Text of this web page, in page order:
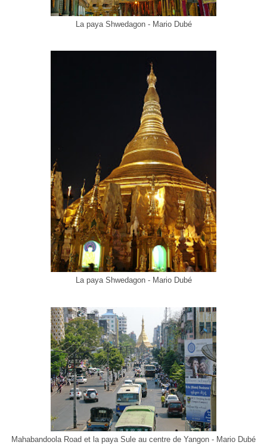
La paya Shwedagon - Mario Dubé
La paya Shwedagon - Mario Dubé
Mahabandoola Road et la paya Sule au centre de Yangon - Mario Dubé